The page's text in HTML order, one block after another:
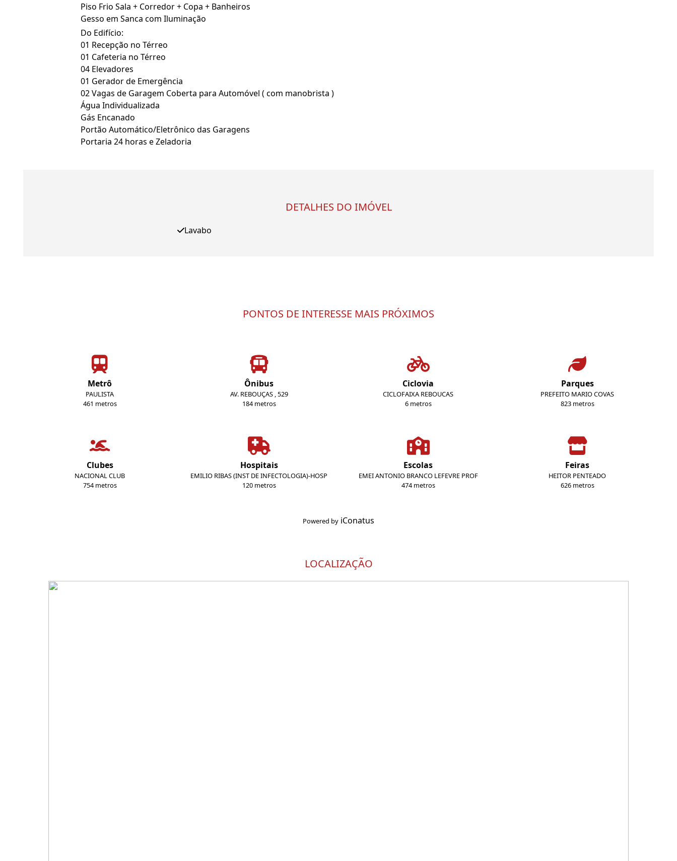
Piso Frio Sala + Corredor + Copa + Banheiros
Gesso em Sanca com Iluminação
Do Edifício:
01 Recepção no Térreo
01 Cafeteria no Térreo
04 Elevadores
01 Gerador de Emergência
02 Vagas de Garagem Coberta para Automóvel ( com manobrista )
Água Individualizada
Gás Encanado
Portão Automático/Eletrônico das Garagens
Portaria 24 horas e Zeladoria
DETALHES DO IMÓVEL
Lavabo
PONTOS DE INTERESSE MAIS PRÓXIMOS
Metrô
PAULISTA
461 metros
Ônibus
AV. REBOUÇAS , 529
184 metros
Ciclovia
CICLOFAIXA REBOUCAS
6 metros
Parques
PREFEITO MARIO COVAS
823 metros
Clubes
NACIONAL CLUB
754 metros
Hospitais
EMILIO RIBAS (INST DE INFECTOLOGIA)-HOSP
120 metros
Escolas
EMEI ANTONIO BRANCO LEFEVRE PROF
474 metros
Feiras
HEITOR PENTEADO
626 metros
Powered by iConatus
LOCALIZAÇÃO